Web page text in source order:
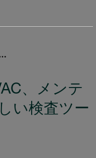
、メンテ
い検査ツー